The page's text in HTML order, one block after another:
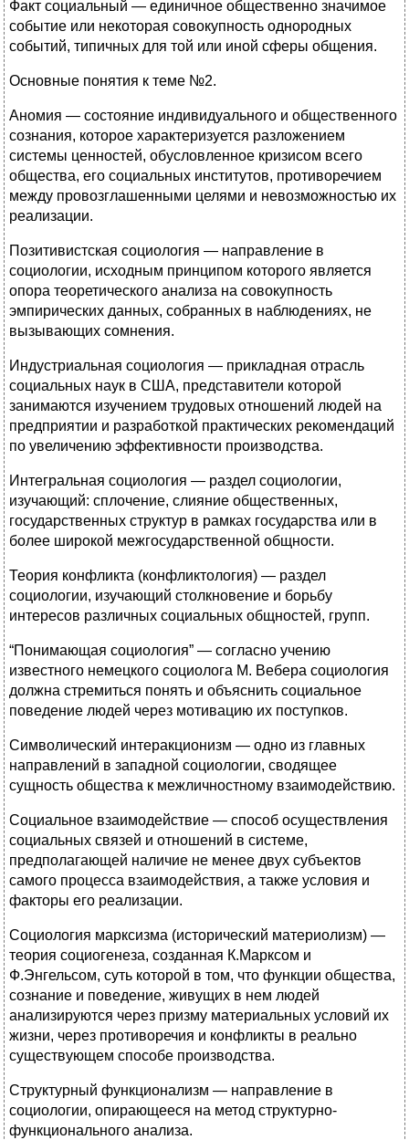
Факт социальный — единичное общественно значимое
событие или некоторая совокупность однородных
событий, типичных для той или иной сферы общения.
Основные понятия к теме №2.
Аномия — состояние индивидуального и общественного
сознания, которое характеризуется разложением
системы ценностей, обусловленное кризисом всего
общества, его социальных институтов, противоречием
между провозглашенными целями и невозможностью их
реализации.
Позитивистская социология — направление в
социологии, исходным принципом которого является
опора теоретического анализа на совокупность
эмпирических данных, собранных в наблюдениях, не
вызывающих сомнения.
Индустриальная социология — прикладная отрасль
социальных наук в США, представители которой
занимаются изучением трудовых отношений людей на
предприятии и разработкой практических рекомендаций
по увеличению эффективности производства.
Интегральная социология — раздел социологии,
изучающий: сплочение, слияние общественных,
государственных структур в рамках государства или в
более широкой межгосударственной общности.
Теория конфликта (конфликтология) — раздел
социологии, изучающий столкновение и борьбу
интересов различных социальных общностей, групп.
“Понимающая социология” — согласно учению
известного немецкого социолога М. Вебера социология
должна стремиться понять и объяснить социальное
поведение людей через мотивацию их поступков.
Символический интеракционизм — одно из главных
направлений в западной социологии, сводящее
сущность общества к межличностному взаимодействию.
Социальное взаимодействие — способ осуществления
социальных связей и отношений в системе,
предполагающей наличие не менее двух субъектов
самого процесса взаимодействия, а также условия и
факторы его реализации.
Социология марксизма (исторический материолизм) —
теория социогенеза, созданная К.Марксом и
Ф.Энгельсом, суть которой в том, что функции общества,
сознание и поведение, живущих в нем людей
анализируются через призму материальных условий их
жизни, через противоречия и конфликты в реально
существующем способе производства.
Структурный функционализм — направление в
социологии, опирающееся на метод структурно-
функционального анализа.